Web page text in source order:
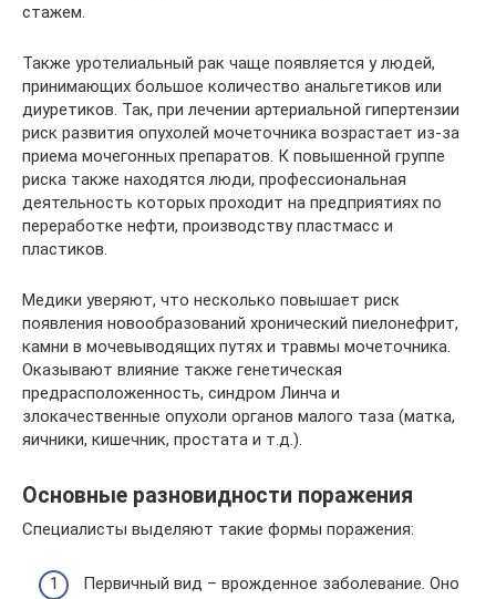
стажем.
Также уротелиальный рак чаще появляется у людей,
принимающих большое количество анальгетиков или
диуретиков. Так, при лечении артериальной гипертензии
риск развития опухолей мочеточника возрастает из-за
приема мочегонных препаратов. К повышенной группе
риска также находятся люди, профессиональная
деятельность которых проходит на предприятиях по
переработке нефти, производству пластмасс и
пластиков.
Медики уверяют, что несколько повышает риск
появления новообразований хронический пиелонефрит,
камни в мочевыводящих путях и травмы мочеточника.
Оказывают влияние также генетическая
предрасположенность, синдром Линча и
злокачественные опухоли органов малого таза (матка,
яичники, кишечник, простата и т.д.).
Основные разновидности поражения
Специалисты выделяют такие формы поражения:
Первичный вид – врожденное заболевание. Оно